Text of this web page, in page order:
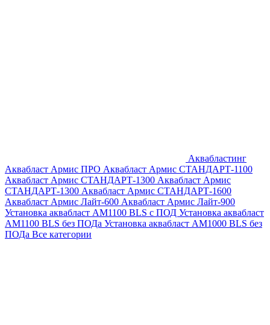
Аквабластинг
Аквабласт Армис ПРО Аквабласт Армис СТАНДАРТ-1100
Аквабласт Армис СТАНДАРТ-1300 Аквабласт Армис
СТАНДАРТ-1300 Аквабласт Армис СТАНДАРТ-1600
Аквабласт Армис Лайт-600 Аквабласт Армис Лайт-900
Установка аквабласт AM1100 BLS с ПОД Установка аквабласт
AM1100 BLS без ПОДа Установка аквабласт AM1000 BLS без
ПОДа Все категории